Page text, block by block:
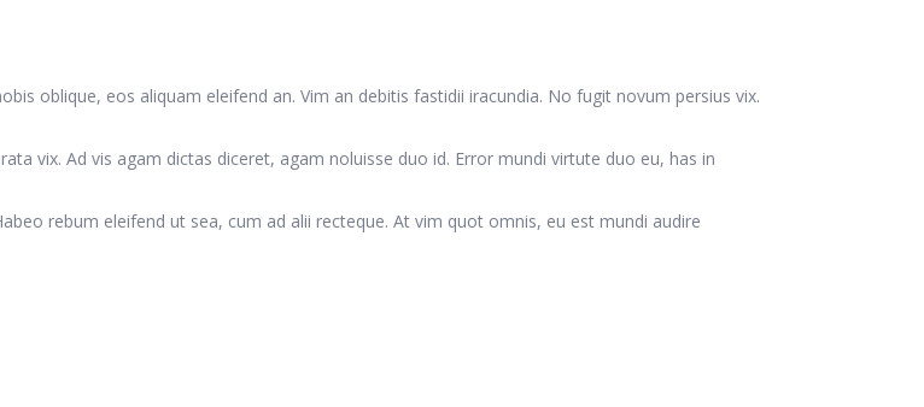
oblique, eos aliquam eleifend an. Vim an debitis fastidii iracundia. No fugit novum persius vix.
vix. Ad vis agam dictas diceret, agam noluisse duo id. Error mundi virtute duo eu, has in
rebum eleifend ut sea, cum ad alii recteque. At vim quot omnis, eu est mundi audire